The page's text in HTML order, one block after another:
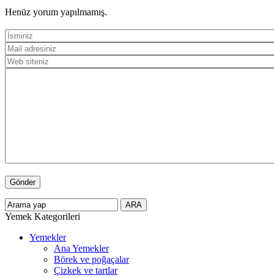
Henüz yorum yapılmamış.
Yemek Kategorileri
Yemekler
Ana Yemekler
Börek ve poğaçalar
Çizkek ve tartlar